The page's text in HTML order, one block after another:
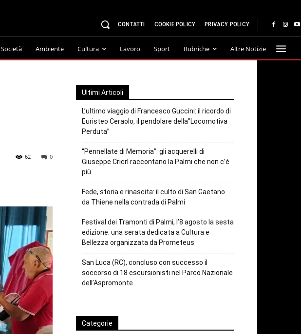
CONTATTI COOKIE POLICY PRIVACY POLICY
Società Ambiente Cultura Lavoro Sport Rubriche Altre Notizie
0
62
Ultimi Articoli
L’ultimo viaggio di Francesco Guccini: il ricordo di
Euristeo Ceraolo, il pendolare della”Locomotiva
Perduta”
“Pennellate di Memoria”: gli acquerelli di
Giuseppe Cricrì raccontano la Palmi che non c’è
più
Fede, storia e rinascita: il culto di San Gaetano
da Thiene nella contrada di Palmi
Festival dei Tramonti di Palmi, l’8 agosto la sesta
edizione: una serata dedicata a Cultura e
Bellezza organizzata da Prometeus
San Luca (RC), concluso con successo il
soccorso di 18 escursionisti nel Parco Nazionale
dell’Aspromonte
Categorie